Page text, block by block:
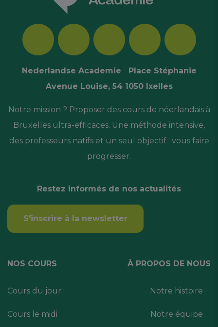
Nederlandse Academie Place Stéphanie
Avenue Louise, 54 1050 Ixelles
Notre mission ? Proposer des cours de néerlandais à
Bruxelles ultra-efficaces. Une méthode intensive,
des professeurs natifs et un seul objectif : vous faire
progresser.
Restez informés de nos actualités
S'inscrire à la newsletter
NOS COURS
Cours du jour
Cours le midi
À PROPOS DE NOUS
Notre histoire
Notre équipe